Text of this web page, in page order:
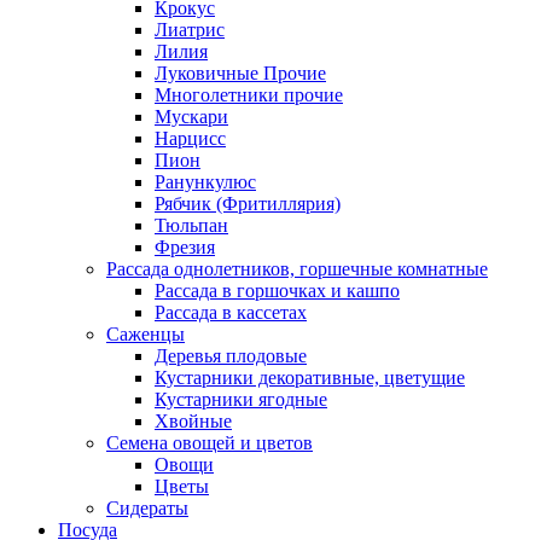
Крокус
Лиатрис
Лилия
Луковичные Прочие
Многолетники прочие
Мускари
Нарцисс
Пион
Ранункулюс
Рябчик (Фритиллярия)
Тюльпан
Фрезия
Рассада однолетников, горшечные комнатные
Рассада в горшочках и кашпо
Рассада в кассетах
Саженцы
Деревья плодовые
Кустарники декоративные, цветущие
Кустарники ягодные
Хвойные
Семена овощей и цветов
Овощи
Цветы
Сидераты
Посуда